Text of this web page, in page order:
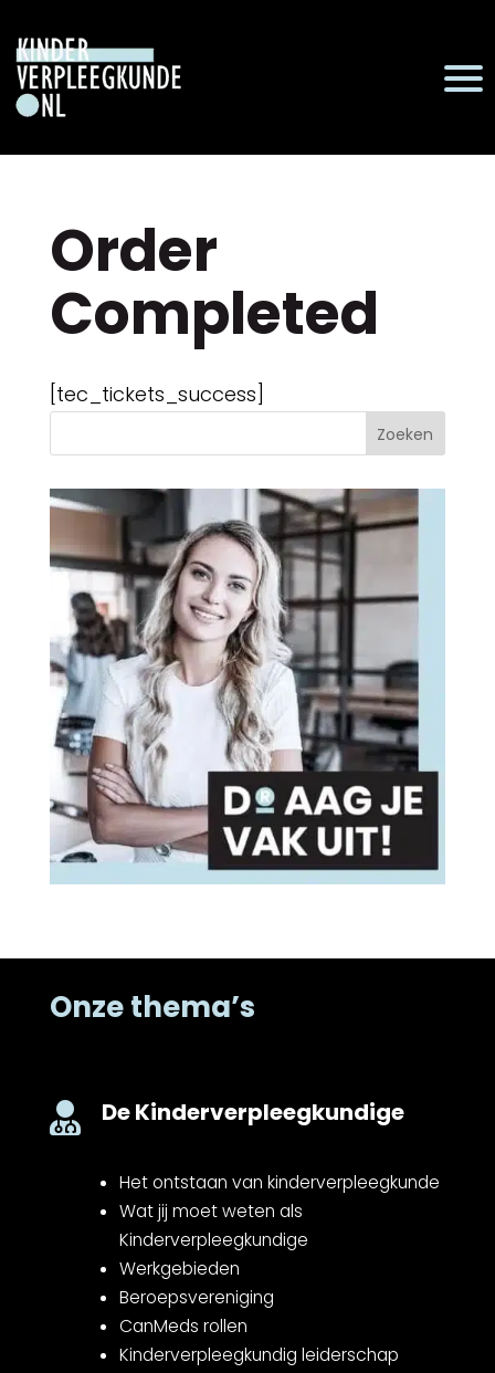
Order
Completed
[tec_tickets_success]
Zoeken
Onze thema’s
 De Kinderverpleegkundige
Het ontstaan van kinderverpleegkunde
Wat jij moet weten als
Kinderverpleegkundige
Werkgebieden
Beroepsvereniging
CanMeds rollen
Kinderverpleegkundig leiderschap